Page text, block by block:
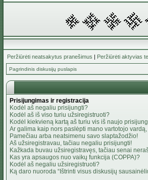
Peržiūrėti neatsakytus pranešimus | Peržiūrėti aktyvias
Pagrindinis diskusijų puslapis
Prisijungimas ir registracija
Kodėl aš negaliu prisijungti?
Kodėl aš iš viso turiu užsiregistruoti?
Kodėl kiekvieną kartą aš turiu vis iš naujo
Ar galima kaip nors paslėpti mano vartotojo
Pamečiau arba neatsimenu savo slaptažodžio!
Aš užsiregistravau, tačiau negaliu prisijungti!
Kažkada buvau užsiregistravęs, tačiau senai
Kas yra apsaugos nuo vaikų funkcija (COPPA)?
Kodėl aš negaliu užsiregistruoti?
Ką daro nuoroda “Ištrinti visus diskusijų